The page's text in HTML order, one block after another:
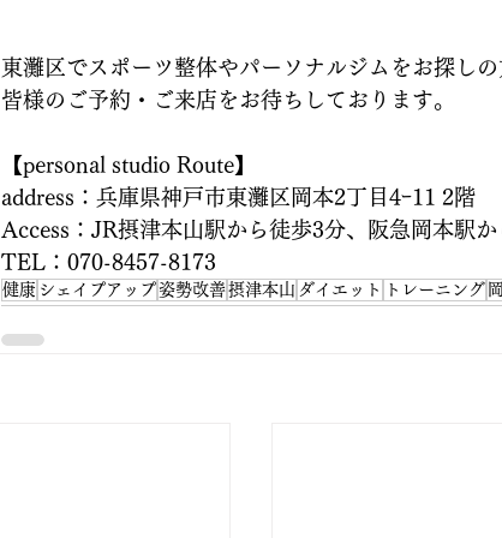
東灘区でスポーツ整体やパーソナルジムをお探しの
皆様のご予約・ご来店をお待ちしております。
【personal studio Route】
address：兵庫県神戸市東灘区岡本2丁目4ｰ11 2階
Access：JR摂津本山駅から徒歩3分、阪急岡本駅
TEL：070-8457-8173
健康 シェイプアップ姿勢改善摂津本山 ダイエット トレーニング